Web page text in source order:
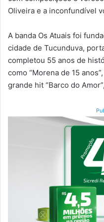
Oliveira e a inconfundível
A banda Os Atuais foi
cidade de Tucunduva,
completou 55 anos de
como “Morena de 15
grande hit “Barco do